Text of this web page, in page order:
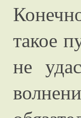
такое
не